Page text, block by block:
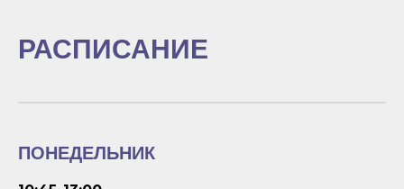
РАСПИСАНИЕ
ПОНЕДЕЛЬНИК